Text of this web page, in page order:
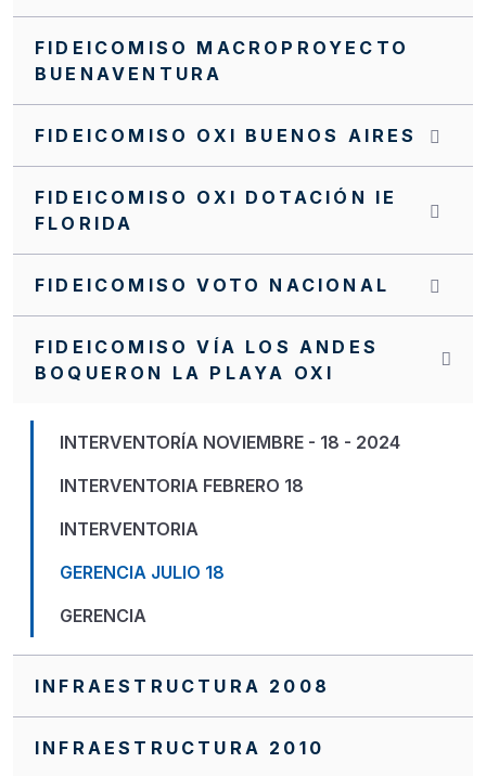
FIDEICOMISO MACROPROYECTO
BUENAVENTURA
FIDEICOMISO OXI BUENOS AIRES
FIDEICOMISO OXI DOTACIÓN IE
FLORIDA
FIDEICOMISO VOTO NACIONAL
FIDEICOMISO VÍA LOS ANDES
BOQUERON LA PLAYA OXI
INTERVENTORÍA NOVIEMBRE - 18 - 2024
INTERVENTORIA FEBRERO 18
INTERVENTORIA
GERENCIA JULIO 18
GERENCIA
INFRAESTRUCTURA 2008
INFRAESTRUCTURA 2010